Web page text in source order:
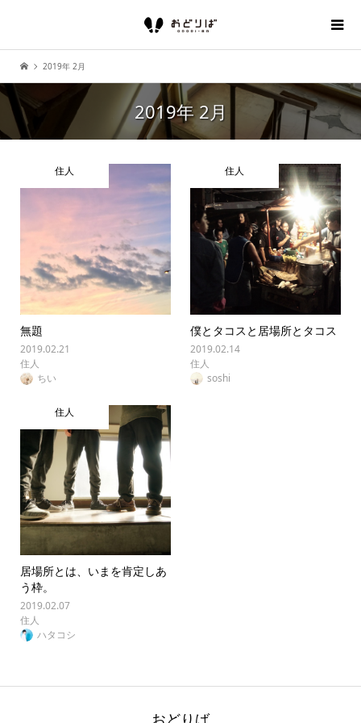
2019年 2月
2019年 2月
住人
無題
2019.02.21
住人
ちい
住人
僕とタコスと居場所とタコス
2019.02.14
住人
soshi
住人
居場所とは、いまを肯定しあ
う枠。
2019.02.07
住人
ハタコシ